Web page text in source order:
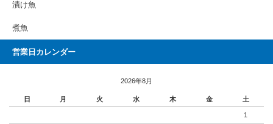
漬け魚
煮魚
営業日カレンダー
2026年8月
日 月 火 水 木 金 土
1